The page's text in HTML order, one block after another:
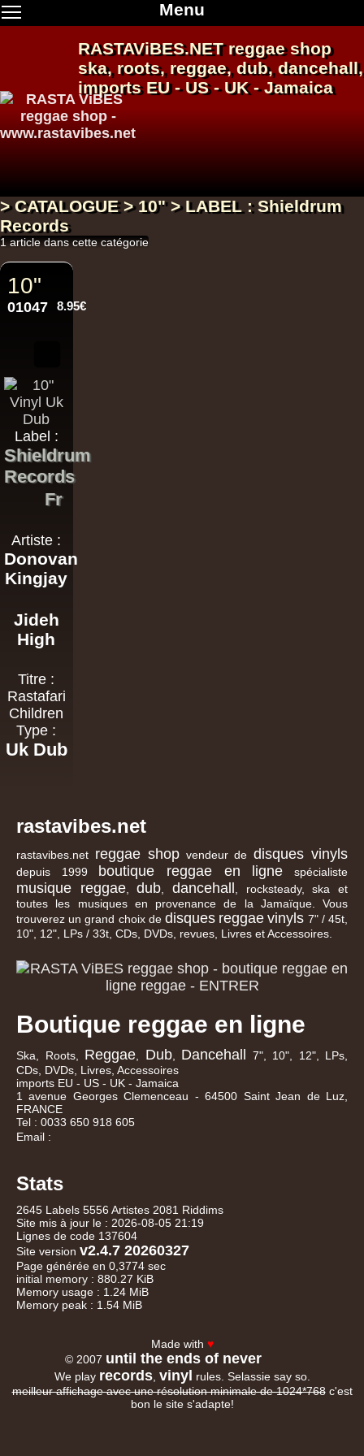
Menu
RASTAViBES.NETreggae shop
ska, roots, reggae, dub, dancehall,
imports EU - US - UK - Jamaica
> CATALOGUE > 10" > LABEL : Shieldrum
Records
1 article dans cette catégorie
10"
01047 8.95€
Label :
Shieldrum
Records
Fr
Artiste :
Donovan
Kingjay
Jideh
High
Titre :
Rastafari
Children
Type :
Uk Dub
rastavibes.net
rastavibes.net reggae shopvendeur dedisques vinyls
depuis 1999 boutique reggae en ligne spécialiste
musique reggae,dub ,dancehall
, rocksteady, ska et
toutes les musiques en provenance de la Jamaïque. Vous
trouverez un grand choix de disques reggae vinyls 7" / 45t,
10", 12", LPs / 33t, CDs, DVDs, revues, Livres et Accessoires.
Boutique reggae en ligne
Ska, Roots, Reggae Dub, Dancehall
7", 10", 12", LPs,
CDs, DVDs, Livres, Accessoires
imports EU - US - UK - Jamaica
1 avenue Georges Clemenceau - 64500 Saint Jean de Luz,
FRANCE
Tel : 0033 650 918 605
Email :
Stats
2645 Labels 5556 Artistes 2081 Riddims
Site mis à jour le : 2026-08-05 21:19
Lignes de code 137604
Site version v2.4.7 20260327
Page générée en 0,3774 sec
initial memory : 880.27 KiB
Memory usage : 1.24 MiB
Memory peak : 1.54 MiB
Made with ♥
© 2007 until the ends of never
We play records, vinyl
rules. Selassie say so.
meilleur affichage avec une résolution minimale de 1024*768c'est
bon le site s'adapte!